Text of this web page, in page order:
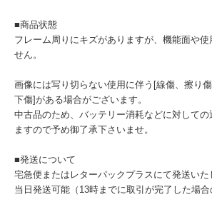
■商品状態
フレーム周りにキズがありますが、機能面や使
せん。
画像には写り切らない使用に伴う[線傷、擦り
下傷]がある場合がございます。
中古品のため、バッテリー消耗などに対して
ますので予め御了承下さいませ。
■発送について
宅急便またはレターパックプラスにて発送いた
当日発送可能（13時までに取引が完了した場合